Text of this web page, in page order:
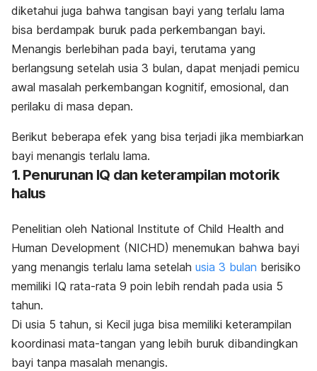
diketahui juga bahwa tangisan bayi yang terlalu lama
bisa berdampak buruk pada perkembangan bayi.
Menangis berlebihan pada bayi, terutama yang
berlangsung setelah usia 3 bulan, dapat menjadi pemicu
awal masalah perkembangan kognitif, emosional, dan
perilaku di masa depan.
Berikut beberapa efek yang bisa terjadi jika membiarkan
bayi menangis terlalu lama.
1. Penurunan IQ dan keterampilan motorik
halus
Penelitian oleh National Institute of Child Health and
Human Development (NICHD) menemukan bahwa bayi
yang menangis terlalu lama setelah usia 3 bulan berisiko
memiliki IQ rata-rata 9 poin lebih rendah pada usia 5
tahun.
Di usia 5 tahun, si Kecil juga bisa memiliki keterampilan
koordinasi mata-tangan yang lebih buruk dibandingkan
bayi tanpa masalah menangis.